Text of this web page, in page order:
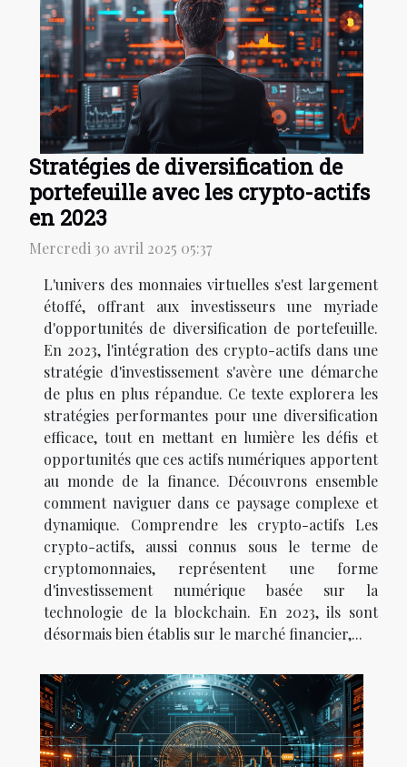
Stratégies de diversification de
portefeuille avec les crypto-actifs
en 2023
Mercredi 30 avril 2025 05:37
L'univers des monnaies virtuelles s'est largement
étoffé, offrant aux investisseurs une myriade
d'opportunités de diversification de portefeuille.
En 2023, l'intégration des crypto-actifs dans une
stratégie d'investissement s'avère une démarche
de plus en plus répandue. Ce texte explorera les
stratégies performantes pour une diversification
efficace, tout en mettant en lumière les défis et
opportunités que ces actifs numériques apportent
au monde de la finance. Découvrons ensemble
comment naviguer dans ce paysage complexe et
dynamique. Comprendre les crypto-actifs Les
crypto-actifs, aussi connus sous le terme de
cryptomonnaies, représentent une forme
d'investissement numérique basée sur la
technologie de la blockchain. En 2023, ils sont
désormais bien établis sur le marché financier,...